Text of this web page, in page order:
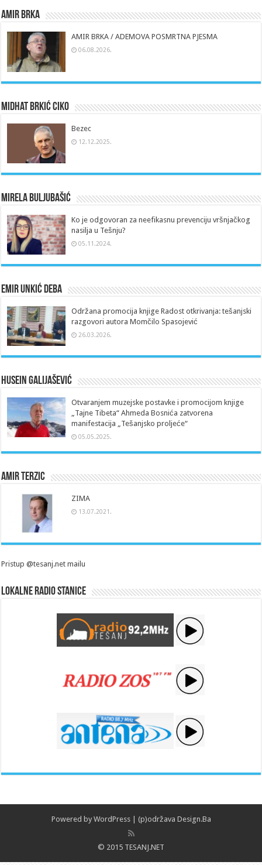
Amir Brka
AMIR BRKA / ADEMOVA POSMRTNA PJESMA
06.08.2026.
Midhat Brkić Ciko
Bezec
12.12.2025.
Mirela Buljubašić
Ko je odgovoran za neefikasnu prevenciju vršnjačkog
nasilja u Tešnju?
05.11.2024.
Emir Unkić Deba
Održana promocija knjige Radost otkrivanja: tešanjski
razgovori autora Momčilo Spasojević
26.03.2026.
Husein Galijašević
Otvaranjem muzejske postavke i promocijom knjige
„Tajne Tibeta“ Ahmeda Bosnića zatvorena
manifestacija „Tešanjsko proljeće“
05.05.2025.
Amir Terzic
ZIMA
13.07.2021.
Pristup @tesanj.net mailu
Lokalne radio stanice
Powered by WordPress| (p)održava Design.Ba
© 2015 TESANJ.NET